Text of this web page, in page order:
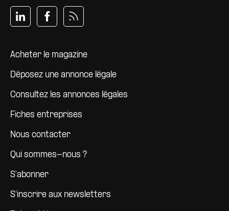
Pied de page
Acheter le magazine
Déposez une annonce légale
Consultez les annonces légales
Fiches entreprises
Nous contacter
Qui sommes-nous ?
S'abonner
S'inscrire aux newsletters